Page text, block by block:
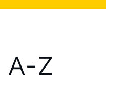
A-Z